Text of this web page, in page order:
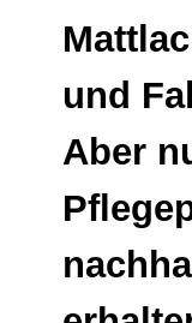
und
Aber